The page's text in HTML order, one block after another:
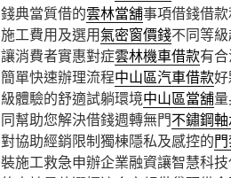
錢典當質借的雲林當舖事項借錢借
施工費用及選用氣密窗價錢不同等
讓消費者實惠對症雲林機車借款有
簡單快速辦理流程中山區汽車借款
級體驗的舒適試躺環境中山區當舖
同幫助您解決借錢週轉無門不鏽鋼
對協助經銷限制獨棟隱私及感控的
裝施工救急申辦企業融資讓智慧科